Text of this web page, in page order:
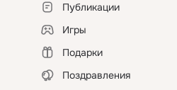
Публикации
Игры
Подарки
Поздравления